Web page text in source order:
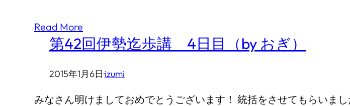
Read More
第42回伊勢迄歩講 4日目（by おぎ）
2015年1月6日·izumi
みなさん明けましておめでとうございます！ 統括をさせてもらいま